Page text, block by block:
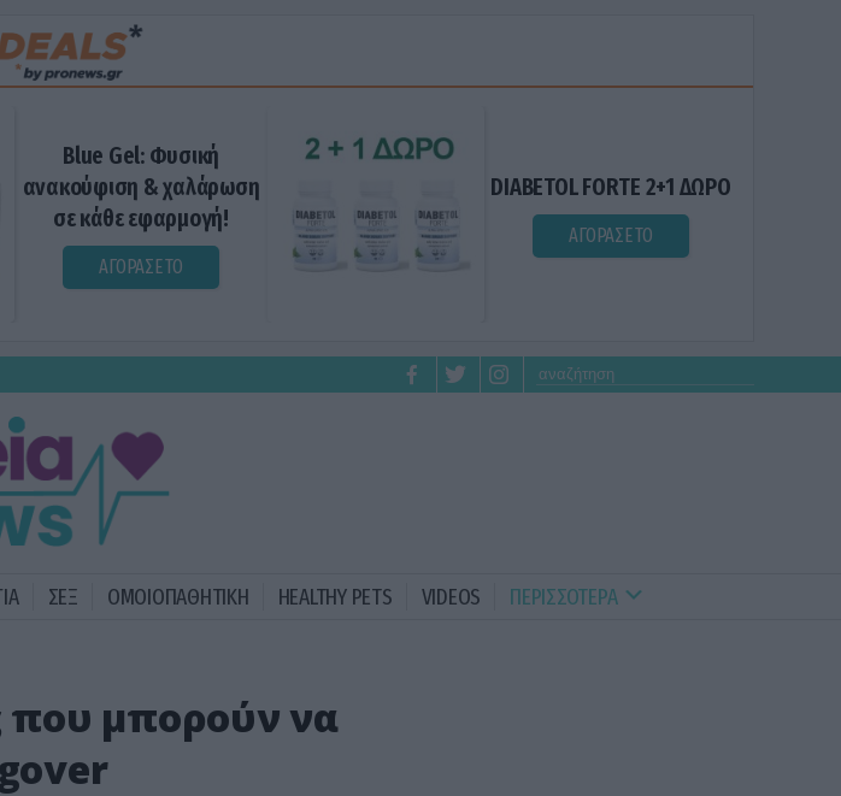
Blue Gel: Φυσική
ανακούφιση & χαλάρωση
σε κάθε εφαρμογή!
ΑΓΟΡΑΣΕ ΤΟ
DIABETOL FORTE 2+1 ΔΩΡΟ
ΑΓΟΡΑΣΕ ΤΟ
ΣΕΞ ΟΜΟΙΟΠΑΘΗΤΙΚΗ HEALTHY PETS VIDEOS ΠΕΡΙΣΣΟΤΕΡΑ
που μπορούν να